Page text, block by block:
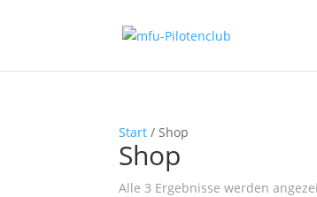
Start / Shop
Shop
Alle 3 Ergebnisse werden